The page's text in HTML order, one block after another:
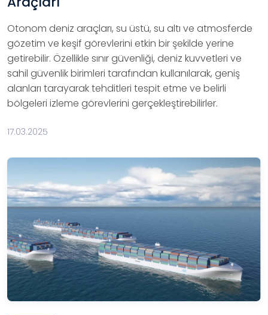
Otonom deniz araçları, su üstü, su altı ve atmosferde
gözetim ve keşif görevlerini etkin bir şekilde yerine
getirebilir. Özellikle sınır güvenliği, deniz kuvvetleri ve
sahil güvenlik birimleri tarafından kullanılarak, geniş
alanları tarayarak tehditleri tespit etme ve belirli
bölgeleri izleme görevlerini gerçekleştirebilirler.
17.03.2025